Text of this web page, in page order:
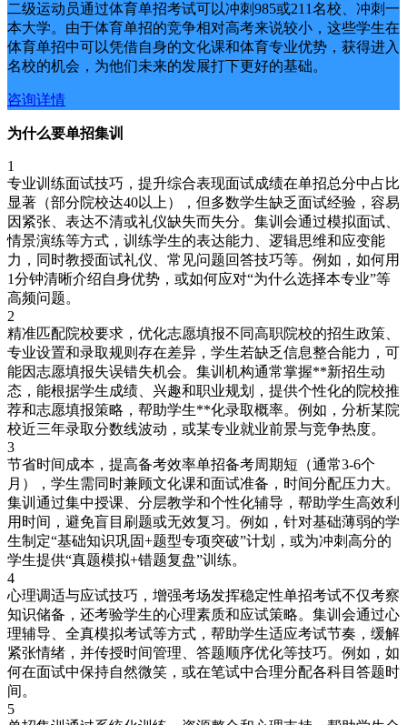
二级运动员通过体育单招考试可以冲刺985或211名校、冲刺一
本大学。由于体育单招的竞争相对高考来说较小，这些学生在
体育单招中可以凭借自身的文化课和体育专业优势，获得进入
名校的机会，为他们未来的发展打下更好的基础。
咨询详情
为什么要单招集训
1
专业训练面试技巧，提升综合表现面试成绩在单招总分中占比
显著（部分院校达40以上），但多数学生缺乏面试经验，容易
因紧张、表达不清或礼仪缺失而失分。集训会通过模拟面试、
情景演练等方式，训练学生的表达能力、逻辑思维和应变能
力，同时教授面试礼仪、常见问题回答技巧等。例如，如何用
1分钟清晰介绍自身优势，或如何应对“为什么选择本专业”等
高频问题。
2
精准匹配院校要求，优化志愿填报不同高职院校的招生政策、
专业设置和录取规则存在差异，学生若缺乏信息整合能力，可
能因志愿填报失误错失机会。集训机构通常掌握**新招生动
态，能根据学生成绩、兴趣和职业规划，提供个性化的院校推
荐和志愿填报策略，帮助学生**化录取概率。例如，分析某院
校近三年录取分数线波动，或某专业就业前景与竞争热度。
3
节省时间成本，提高备考效率单招备考周期短（通常3-6个
月），学生需同时兼顾文化课和面试准备，时间分配压力大。
集训通过集中授课、分层教学和个性化辅导，帮助学生高效利
用时间，避免盲目刷题或无效复习。例如，针对基础薄弱的学
生制定“基础知识巩固+题型专项突破”计划，或为冲刺高分的
学生提供“真题模拟+错题复盘”训练。
4
心理调适与应试技巧，增强考场发挥稳定性单招考试不仅考察
知识储备，还考验学生的心理素质和应试策略。集训会通过心
理辅导、全真模拟考试等方式，帮助学生适应考试节奏，缓解
紧张情绪，并传授时间管理、答题顺序优化等技巧。例如，如
何在面试中保持自然微笑，或在笔试中合理分配各科目答题时
间。
5